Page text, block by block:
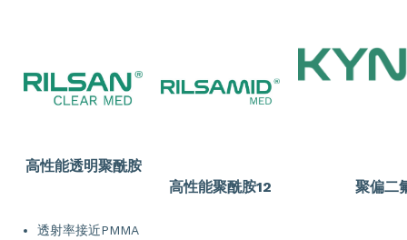
高性能透明聚酰胺
透射率接近PMMA
高性能聚酰胺12 聚偏二